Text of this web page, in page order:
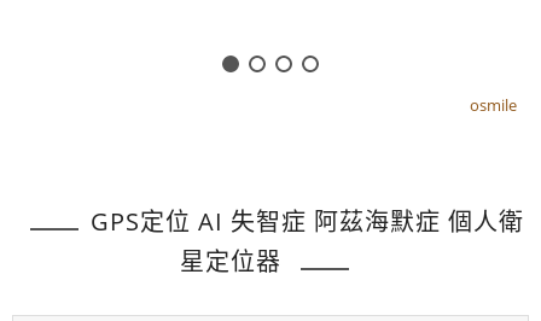
osmile
GPS定位 AI 失智症 阿茲海默症 個人衛
星定位器